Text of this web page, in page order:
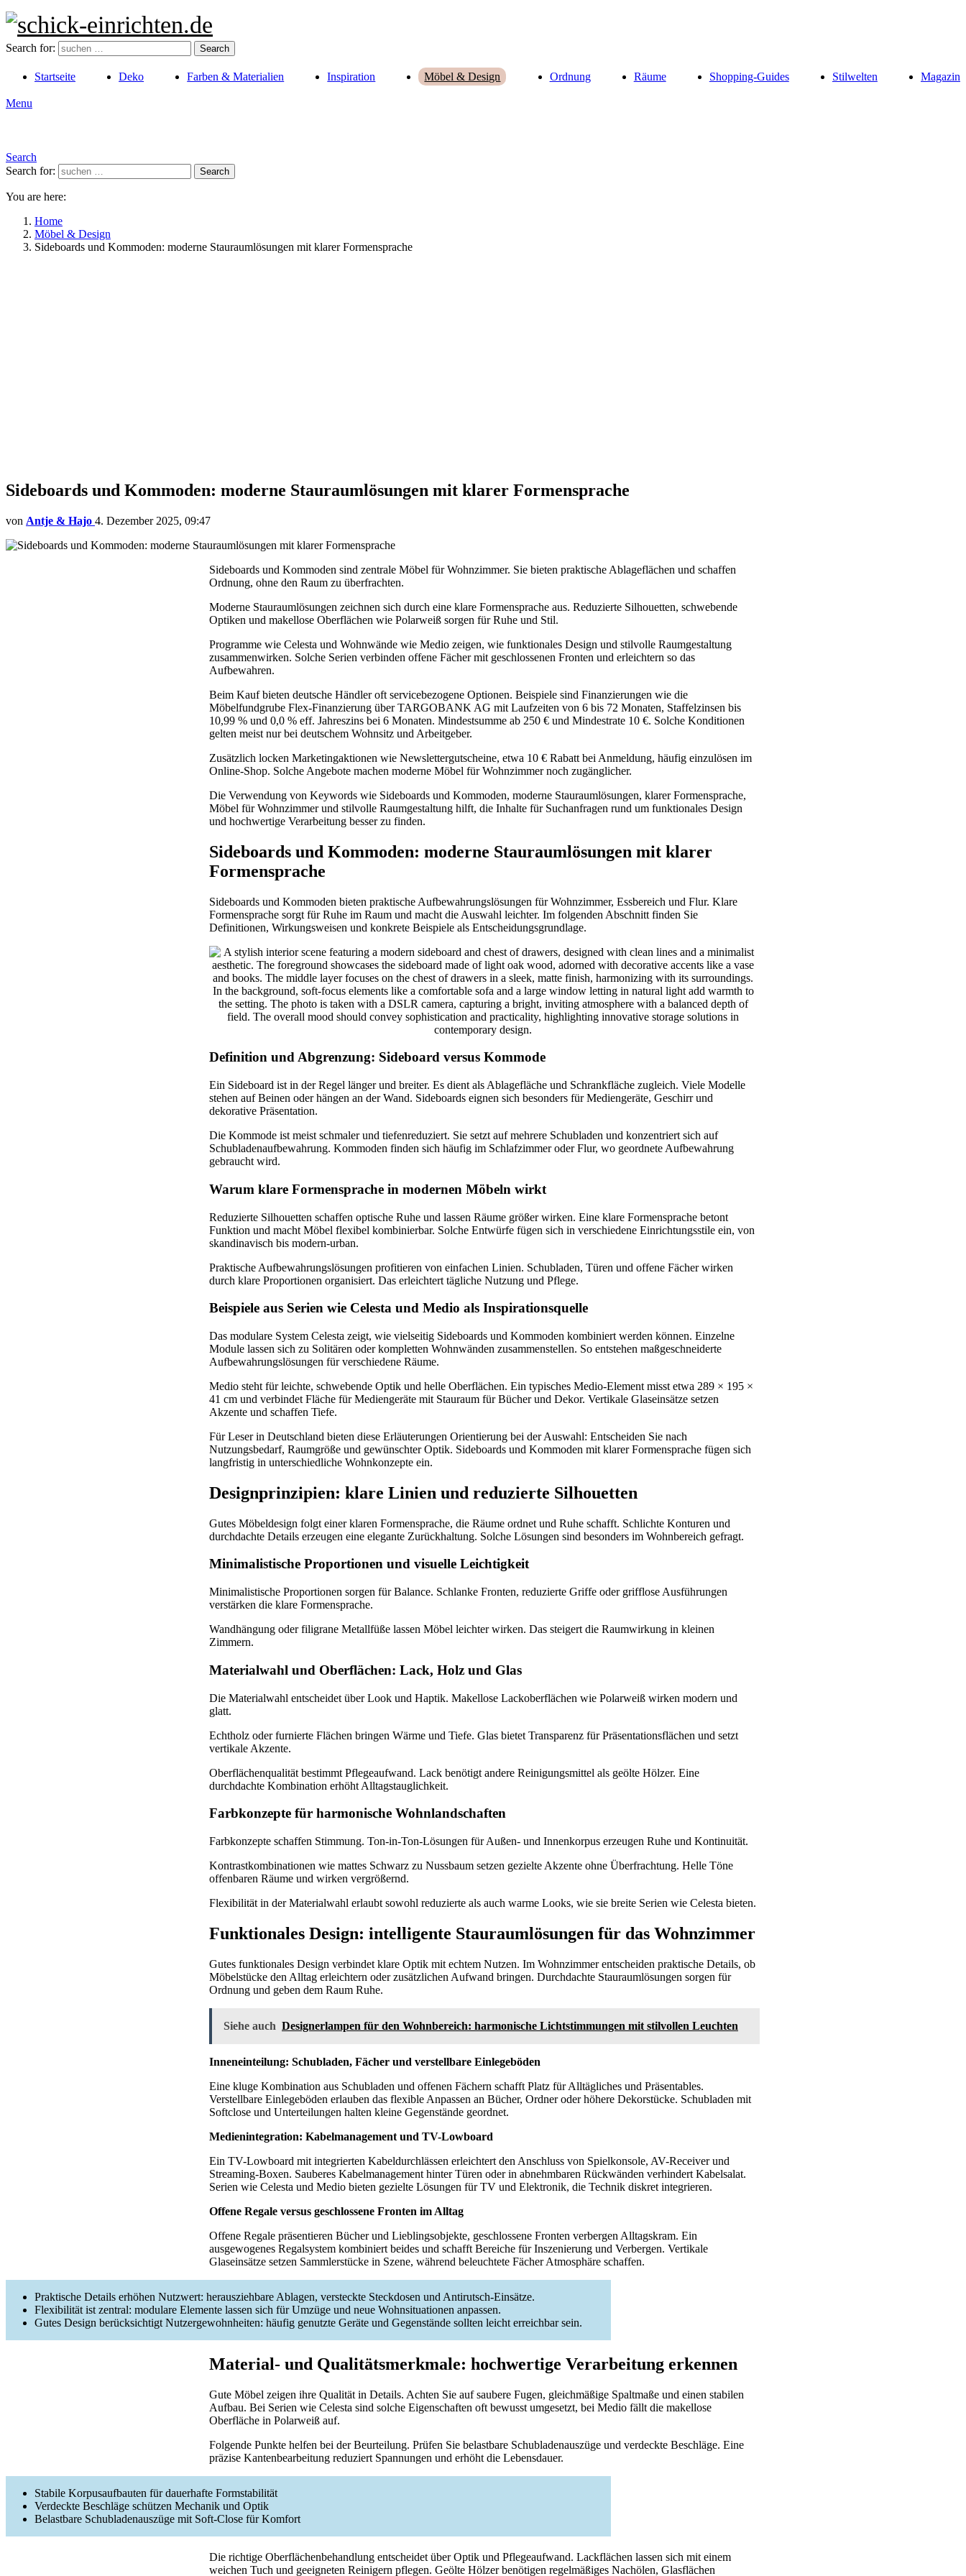
Search for: Search
Startseite Deko Farben & Materialien Inspiration Möbel & Design Ordnung Räume Shopping-Guides Stilwelten Magazin
Menu
Search
Search for:
Search
You are here:
Home
Möbel & Design
Sideboards und Kommoden: moderne Stauraumlösungen mit klarer Formensprache
Sideboards und Kommoden: moderne Stauraumlösungen mit klarer Formensprache
von Antje & Hajo 4. Dezember 2025, 09:47
Sideboards und Kommoden sind zentrale Möbel für Wohnzimmer. Sie bieten praktische Ablageflächen und schaffen
Ordnung, ohne den Raum zu überfrachten.
Moderne Stauraumlösungen zeichnen sich durch eine klare Formensprache aus. Reduzierte Silhouetten, schwebende
Optiken und makellose Oberflächen wie Polarweiß sorgen für Ruhe und Stil.
Programme wie Celesta und Wohnwände wie Medio zeigen, wie funktionales Design und stilvolle Raumgestaltung
zusammenwirken. Solche Serien verbinden offene Fächer mit geschlossenen Fronten und erleichtern so das
Aufbewahren.
Beim Kauf bieten deutsche Händler oft servicebezogene Optionen. Beispiele sind Finanzierungen wie die
Möbelfundgrube Flex-Finanzierung über TARGOBANK AG mit Laufzeiten von 6 bis 72 Monaten, Staffelzinsen bis
10,99 % und 0,0 % eff. Jahreszins bei 6 Monaten. Mindestsumme ab 250 € und Mindestrate 10 €. Solche Konditionen
gelten meist nur bei deutschem Wohnsitz und Arbeitgeber.
Zusätzlich locken Marketingaktionen wie Newslettergutscheine, etwa 10 € Rabatt bei Anmeldung, häufig einzulösen im
Online-Shop. Solche Angebote machen moderne Möbel für Wohnzimmer noch zugänglicher.
Die Verwendung von Keywords wie Sideboards und Kommoden, moderne Stauraumlösungen, klarer Formensprache,
Möbel für Wohnzimmer und stilvolle Raumgestaltung hilft, die Inhalte für Suchanfragen rund um funktionales Design
und hochwertige Verarbeitung besser zu finden.
Sideboards und Kommoden: moderne Stauraumlösungen mit klarer
Formensprache
Sideboards und Kommoden bieten praktische Aufbewahrungslösungen für Wohnzimmer, Essbereich und Flur. Klare
Formensprache sorgt für Ruhe im Raum und macht die Auswahl leichter. Im folgenden Abschnitt finden Sie
Definitionen, Wirkungsweisen und konkrete Beispiele als Entscheidungsgrundlage.
Definition und Abgrenzung: Sideboard versus Kommode
Ein Sideboard ist in der Regel länger und breiter. Es dient als Ablagefläche und Schrankfläche zugleich. Viele Modelle
stehen auf Beinen oder hängen an der Wand. Sideboards eignen sich besonders für Mediengeräte, Geschirr und
dekorative Präsentation.
Die Kommode ist meist schmaler und tiefenreduziert. Sie setzt auf mehrere Schubladen und konzentriert sich auf
Schubladenaufbewahrung. Kommoden finden sich häufig im Schlafzimmer oder Flur, wo geordnete Aufbewahrung
gebraucht wird.
Warum klare Formensprache in modernen Möbeln wirkt
Reduzierte Silhouetten schaffen optische Ruhe und lassen Räume größer wirken. Eine klare Formensprache betont
Funktion und macht Möbel flexibel kombinierbar. Solche Entwürfe fügen sich in verschiedene Einrichtungsstile ein, von
skandinavisch bis modern-urban.
Praktische Aufbewahrungslösungen profitieren von einfachen Linien. Schubladen, Türen und offene Fächer wirken
durch klare Proportionen organisiert. Das erleichtert tägliche Nutzung und Pflege.
Beispiele aus Serien wie Celesta und Medio als Inspirationsquelle
Das modulare System Celesta zeigt, wie vielseitig Sideboards und Kommoden kombiniert werden können. Einzelne
Module lassen sich zu Solitären oder kompletten Wohnwänden zusammenstellen. So entstehen maßgeschneiderte
Aufbewahrungslösungen für verschiedene Räume.
Medio steht für leichte, schwebende Optik und helle Oberflächen. Ein typisches Medio-Element misst etwa 289 × 195 ×
41 cm und verbindet Fläche für Mediengeräte mit Stauraum für Bücher und Dekor. Vertikale Glaseinsätze setzen
Akzente und schaffen Tiefe.
Für Leser in Deutschland bieten diese Erläuterungen Orientierung bei der Auswahl: Entscheiden Sie nach
Nutzungsbedarf, Raumgröße und gewünschter Optik. Sideboards und Kommoden mit klarer Formensprache fügen sich
langfristig in unterschiedliche Wohnkonzepte ein.
Designprinzipien: klare Linien und reduzierte Silhouetten
Gutes Möbeldesign folgt einer klaren Formensprache, die Räume ordnet und Ruhe schafft. Schlichte Konturen und
durchdachte Details erzeugen eine elegante Zurückhaltung. Solche Lösungen sind besonders im Wohnbereich gefragt.
Minimalistische Proportionen und visuelle Leichtigkeit
Minimalistische Proportionen sorgen für Balance. Schlanke Fronten, reduzierte Griffe oder grifflose Ausführungen
verstärken die klare Formensprache.
Wandhängung oder filigrane Metallfüße lassen Möbel leichter wirken. Das steigert die Raumwirkung in kleinen
Zimmern.
Materialwahl und Oberflächen: Lack, Holz und Glas
Die Materialwahl entscheidet über Look und Haptik. Makellose Lackoberflächen wie Polarweiß wirken modern und
glatt.
Echtholz oder furnierte Flächen bringen Wärme und Tiefe. Glas bietet Transparenz für Präsentationsflächen und setzt
vertikale Akzente.
Oberflächenqualität bestimmt Pflegeaufwand. Lack benötigt andere Reinigungsmittel als geölte Hölzer. Eine
durchdachte Kombination erhöht Alltagstauglichkeit.
Farbkonzepte für harmonische Wohnlandschaften
Farbkonzepte schaffen Stimmung. Ton-in-Ton-Lösungen für Außen- und Innenkorpus erzeugen Ruhe und Kontinuität.
Kontrastkombinationen wie mattes Schwarz zu Nussbaum setzen gezielte Akzente ohne Überfrachtung. Helle Töne
offenbaren Räume und wirken vergrößernd.
Flexibilität in der Materialwahl erlaubt sowohl reduzierte als auch warme Looks, wie sie breite Serien wie Celesta bieten.
Funktionales Design: intelligente Stauraumlösungen für das Wohnzimmer
Gutes funktionales Design verbindet klare Optik mit echtem Nutzen. Im Wohnzimmer entscheiden praktische Details, ob
Möbelstücke den Alltag erleichtern oder zusätzlichen Aufwand bringen. Durchdachte Stauraumlösungen sorgen für
Ordnung und geben dem Raum Ruhe.
Siehe auch Designerlampen für den Wohnbereich: harmonische Lichtstimmungen mit stilvollen Leuchten
Inneneinteilung: Schubladen, Fächer und verstellbare Einlegeböden
Eine kluge Kombination aus Schubladen und offenen Fächern schafft Platz für Alltägliches und Präsentables.
Verstellbare Einlegeböden erlauben das flexible Anpassen an Bücher, Ordner oder höhere Dekorstücke. Schubladen mit
Softclose und Unterteilungen halten kleine Gegenstände geordnet.
Medienintegration: Kabelmanagement und TV-Lowboard
Ein TV-Lowboard mit integrierten Kabeldurchlässen erleichtert den Anschluss von Spielkonsole, AV-Receiver und
Streaming-Boxen. Sauberes Kabelmanagement hinter Türen oder in abnehmbaren Rückwänden verhindert Kabelsalat.
Serien wie Celesta und Medio bieten gezielte Lösungen für TV und Elektronik, die Technik diskret integrieren.
Offene Regale versus geschlossene Fronten im Alltag
Offene Regale präsentieren Bücher und Lieblingsobjekte, geschlossene Fronten verbergen Alltagskram. Ein
ausgewogenes Regalsystem kombiniert beides und schafft Bereiche für Inszenierung und Verbergen. Vertikale
Glaseinsätze setzen Sammlerstücke in Szene, während beleuchtete Fächer Atmosphäre schaffen.
Praktische Details erhöhen Nutzwert: herausziehbare Ablagen, versteckte Steckdosen und Antirutsch-Einsätze.
Flexibilität ist zentral: modulare Elemente lassen sich für Umzüge und neue Wohnsituationen anpassen.
Gutes Design berücksichtigt Nutzergewohnheiten: häufig genutzte Geräte und Gegenstände sollten leicht erreichbar sein.
Material- und Qualitätsmerkmale: hochwertige Verarbeitung erkennen
Gute Möbel zeigen ihre Qualität in Details. Achten Sie auf saubere Fugen, gleichmäßige Spaltmaße und einen stabilen
Aufbau. Bei Serien wie Celesta sind solche Eigenschaften oft bewusst umgesetzt, bei Medio fällt die makellose
Oberfläche in Polarweiß auf.
Folgende Punkte helfen bei der Beurteilung. Prüfen Sie belastbare Schubladenauszüge und verdeckte Beschläge. Eine
präzise Kantenbearbeitung reduziert Spannungen und erhöht die Lebensdauer.
Stabile Korpusaufbauten für dauerhafte Formstabilität
Verdeckte Beschläge schützen Mechanik und Optik
Belastbare Schubladenauszüge mit Soft-Close für Komfort
Die richtige Oberflächenbehandlung entscheidet über Optik und Pflegeaufwand. Lackflächen lassen sich mit einem
weichen Tuch und geeigneten Reinigern pflegen. Geölte Hölzer benötigen regelmäßiges Nachölen, Glasflächen